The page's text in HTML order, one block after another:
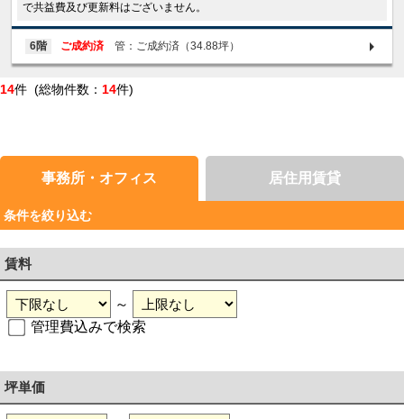
で共益費及び更新料はございません。
6階 ご成約済 管：ご成約済（34.88坪）
14件 (総物件数： 14件)
事務所・オフィス 居住用賃貸
条件を絞り込む
賃料
～
管理費込みで検索
坪単価